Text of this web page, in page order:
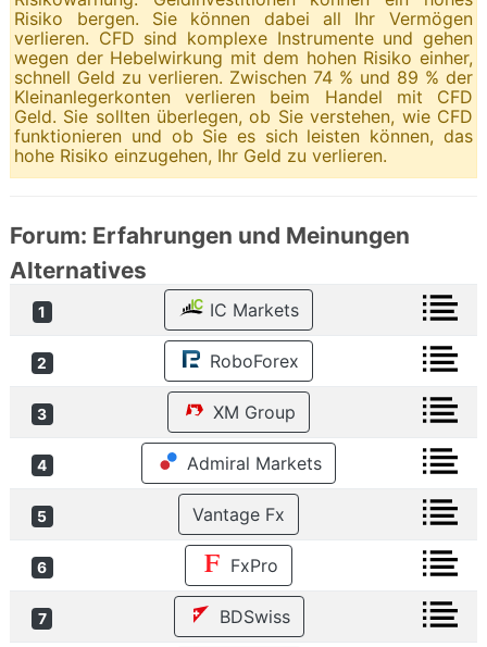
Risiko bergen. Sie können dabei all Ihr Vermögen
verlieren. CFD sind komplexe Instrumente und gehen
wegen der Hebelwirkung mit dem hohen Risiko einher,
schnell Geld zu verlieren. Zwischen 74 % und 89 % der
Kleinanlegerkonten verlieren beim Handel mit CFD
Geld. Sie sollten überlegen, ob Sie verstehen, wie CFD
funktionieren und ob Sie es sich leisten können, das
hohe Risiko einzugehen, Ihr Geld zu verlieren.
Forum: Erfahrungen und Meinungen
Alternatives
1 IC Markets
2 RoboForex
3 XM Group
4 Admiral Markets
5 Vantage Fx
6 FxPro
7 BDSwiss